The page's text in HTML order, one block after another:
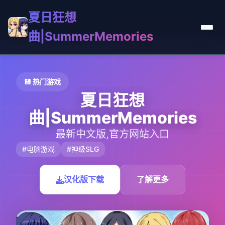
夏日狂想
曲|SummerMemories
💾 热门游戏
夏日狂想
曲|SummerMemories
最新中文版,官方网站入口
#电脑游戏 #神级SLG
汉化版下载 了解更多